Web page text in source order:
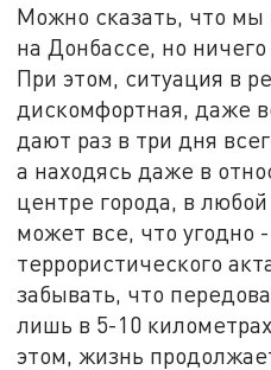
Можно сказать, что мы
на Донбассе, но
При этом, ситуация в
дискомфортная, даже
дают раз в три дня
а находясь даже в
центре города, в
может все, что угодно
террористического
забывать, что
лишь в 5-10
этом, жизнь